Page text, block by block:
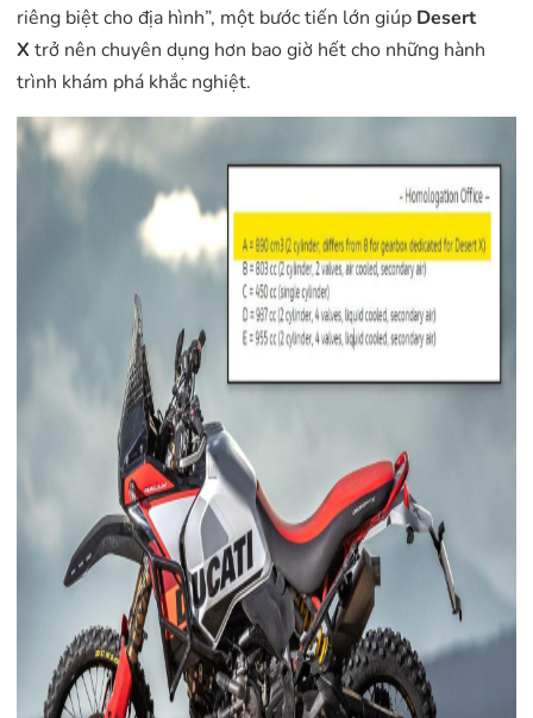
riêng biệt cho địa hình”, một bước tiến lớn giúp Desert
X trở nên chuyên dụng hơn bao giờ hết cho những hành
trình khám phá khắc nghiệt.